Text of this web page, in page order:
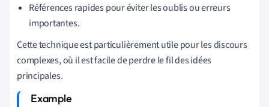
Références rapides pour éviter les oublis ou erreurs
importantes.
Cette technique est particulièrement utile pour les discours
complexes, où il est facile de perdre le fil des idées
principales.